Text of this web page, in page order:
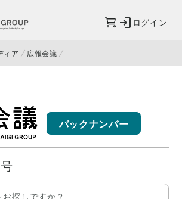
ログイン
ィア 広報会議
バックナンバー